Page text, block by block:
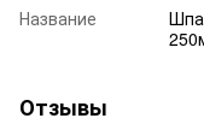
Название
Отзывы